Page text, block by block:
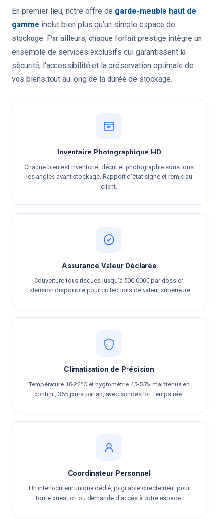
En premier lieu, notre offre de garde-meuble haut de
gamme inclut bien plus qu'un simple espace de
stockage. Par ailleurs, chaque forfait prestige intègre un
ensemble de services exclusifs qui garantissent la
sécurité, l'accessibilité et la préservation optimale de
vos biens tout au long de la durée de stockage.
Inventaire Photographique HD
Chaque bien est inventorié, décrit et photographié sous tous
les angles avant stockage. Rapport d'état signé et remis au
client.
Assurance Valeur Déclarée
Couverture tous risques jusqu'à 500 000€ par dossier.
Extension disponible pour collections de valeur supérieure.
Climatisation de Précision
Température 18-22°C et hygrométrie 45-55% maintenus en
continu, 365 jours par an, avec sondes IoT temps réel.
Coordinateur Personnel
Un interlocuteur unique dédié, joignable directement pour
toute question ou demande d'accès à votre espace.